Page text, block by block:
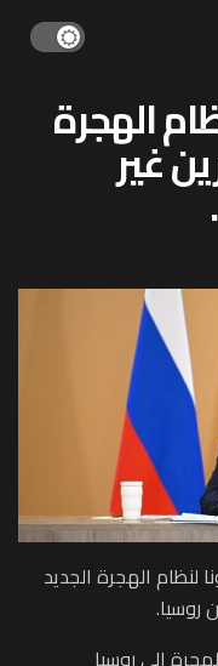
الهجرة
غير
لنظام الهجرة الجديد
روسيا.
إلى روسيا